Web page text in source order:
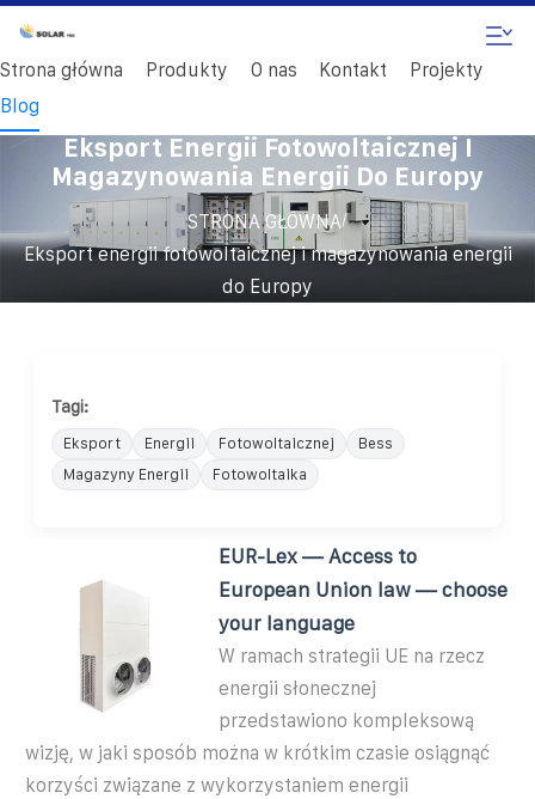
Strona główna Produkty O nas Kontakt
Projekty
Blog
Eksport Energii Fotowoltaicznej I
Magazynowania Energii Do Europy
STRONA GŁÓWNA/
Eksport energii fotowoltaicznej i magazynowania energii
do Europy
Tagi:
Eksport Energii Fotowoltaicznej
Bess
Magazyny Energii
Fotowoltaika
EUR-Lex — Access to
European Union law — choose
your language
W ramach strategii UE na rzecz
energii słonecznej
przedstawiono kompleksową
wizję, w jaki sposób można w krótkim czasie osiągnąć
korzyści związane z wykorzystaniem energii